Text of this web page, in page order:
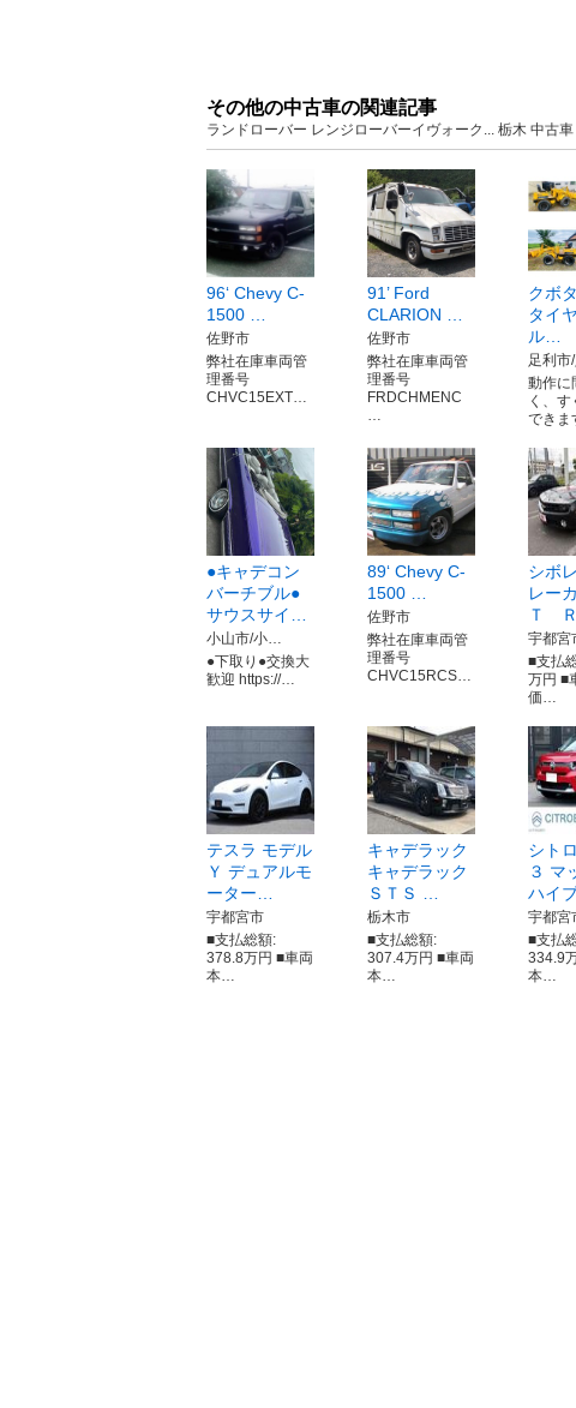
その他の中古車の関連記事
ランドローバー レンジローバーイヴォーク... 栃木 中古
96‘ Chevy C-
1500 …
佐野市
弊社在庫車両管
理番号
CHVC15EXT…
91’ Ford
CLARION …
佐野市
弊社在庫車両管
理番号
FRDCHMENC
…
クボ
タイ
ル…
足利
動作に
く、す
でき
●キャデコン
バーチブル●
サウスサイ…
小山市/小…
●下取り●交換大
歓迎 https://…
89‘ Chevy C-
1500 …
佐野市
弊社在庫車両管
理番号
CHVC15RCS…
シボ
レー
Ｔ
宇都宮
■支払
万円 ■
価…
テスラ モデル
Ｙ デュアルモ
ーター…
宇都宮市
■支払総額:
378.8万円 ■車両
本…
キャデラック
キャデラック
ＳＴＳ …
栃木市
■支払総額:
307.4万円 ■車両
本…
シト
３ マ
ハイ
宇都宮
■支払
334.9
本…